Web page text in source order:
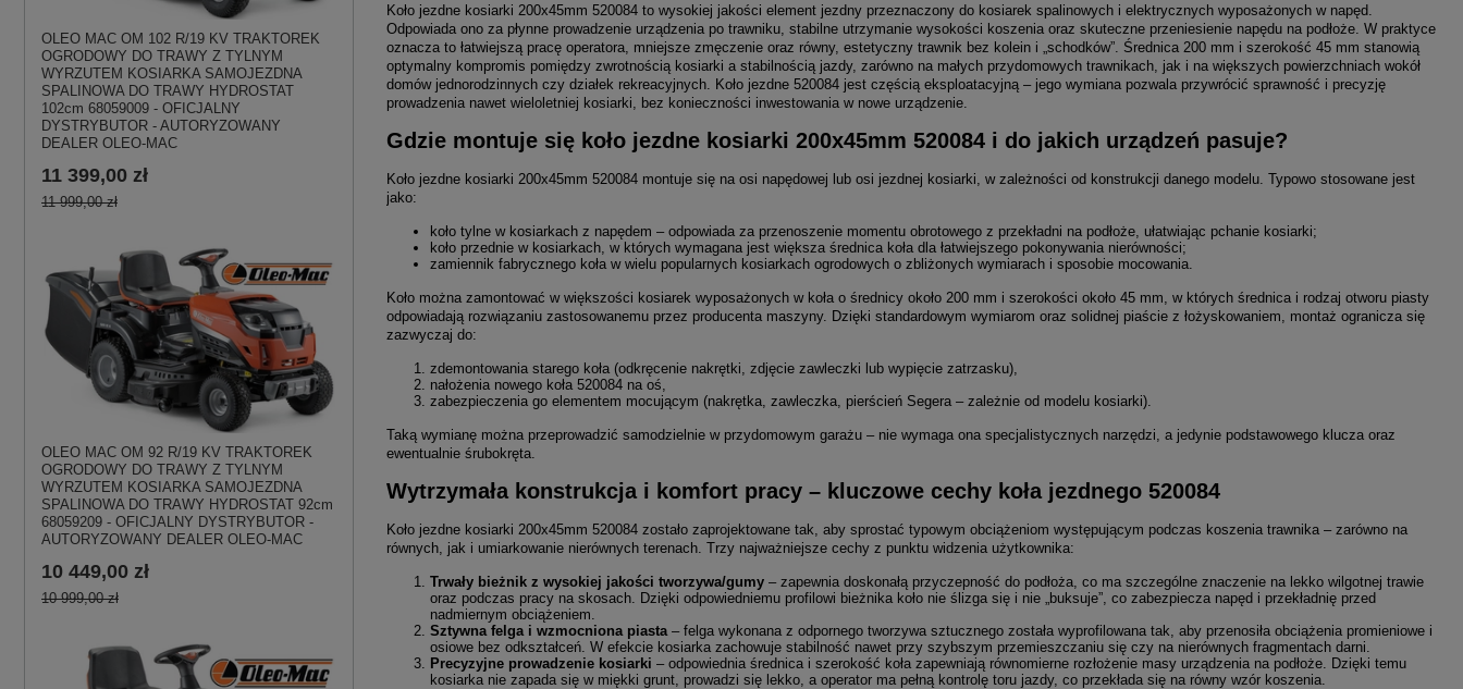
OLEO MAC OM 102 R/19 KV TRAKTOREK
OGRODOWY DO TRAWY Z TYLNYM
WYRZUTEM KOSIARKA SAMOJEZDNA
SPALINOWA DO TRAWY HYDROSTAT
102cm 68059009 - OFICJALNY
DYSTRYBUTOR - AUTORYZOWANY
DEALER OLEO-MAC
11 399,00 zł
11 999,00 zł
OLEO MAC OM 92 R/19 KV TRAKTOREK
OGRODOWY DO TRAWY Z TYLNYM
WYRZUTEM KOSIARKA SAMOJEZDNA
SPALINOWA DO TRAWY HYDROSTAT 92cm
68059209 - OFICJALNY DYSTRYBUTOR -
AUTORYZOWANY DEALER OLEO-MAC
10 449,00 zł
10 999,00 zł
Koło jezdne kosiarki 200x45mm 520084 to wysokiej jakości element jezdny przeznaczony do kosiarek spalinowych i elektrycznych wyposażonych w napęd.
Odpowiada ono za płynne prowadzenie urządzenia po trawniku, stabilne utrzymanie wysokości koszenia oraz skuteczne przeniesienie napędu na podłoże. W praktyce
oznacza to łatwiejszą pracę operatora, mniejsze zmęczenie oraz równy, estetyczny trawnik bez kolein i „schodków”. Średnica 200 mm i szerokość 45 mm stanowią
optymalny kompromis pomiędzy zwrotnością kosiarki a stabilnością jazdy, zarówno na małych przydomowych trawnikach, jak i na większych powierzchniach wokół
domów jednorodzinnych czy działek rekreacyjnych. Koło jezdne 520084 jest częścią eksploatacyjną – jego wymiana pozwala przywrócić sprawność i precyzję
prowadzenia nawet wieloletniej kosiarki, bez konieczności inwestowania w nowe urządzenie.
Gdzie montuje się koło jezdne kosiarki 200x45mm 520084 i do jakich urządzeń pasuje?
Koło jezdne kosiarki 200x45mm 520084 montuje się na osi napędowej lub osi jezdnej kosiarki, w zależności od konstrukcji danego modelu. Typowo stosowane jest
jako:
koło tylne w kosiarkach z napędem – odpowiada za przenoszenie momentu obrotowego z przekładni na podłoże, ułatwiając pchanie kosiarki;
koło przednie w kosiarkach, w których wymagana jest większa średnica koła dla łatwiejszego pokonywania nierówności;
zamiennik fabrycznego koła w wielu popularnych kosiarkach ogrodowych o zbliżonych wymiarach i sposobie mocowania.
Koło można zamontować w większości kosiarek wyposażonych w koła o średnicy około 200 mm i szerokości około 45 mm, w których średnica i rodzaj otworu piasty
odpowiadają rozwiązaniu zastosowanemu przez producenta maszyny. Dzięki standardowym wymiarom oraz solidnej piaście z łożyskowaniem, montaż ogranicza się
zazwyczaj do:
zdemontowania starego koła (odkręcenie nakrętki, zdjęcie zawleczki lub wypięcie zatrzasku),
nałożenia nowego koła 520084 na oś,
zabezpieczenia go elementem mocującym (nakrętka, zawleczka, pierścień Segera – zależnie od modelu kosiarki).
Taką wymianę można przeprowadzić samodzielnie w przydomowym garażu – nie wymaga ona specjalistycznych narzędzi, a jedynie podstawowego klucza oraz
ewentualnie śrubokręta.
Wytrzymała konstrukcja i komfort pracy – kluczowe cechy koła jezdnego 520084
Koło jezdne kosiarki 200x45mm 520084 zostało zaprojektowane tak, aby sprostać typowym obciążeniom występującym podczas koszenia trawnika – zarówno na
równych, jak i umiarkowanie nierównych terenach. Trzy najważniejsze cechy z punktu widzenia użytkownika:
Trwały bieżnik z wysokiej jakości tworzywa/gumy– zapewnia doskonałą przyczepność do podłoża, co ma szczególne znaczenie na lekko wilgotnej trawie
oraz podczas pracy na skosach. Dzięki odpowiedniemu profilowi bieżnika koło nie ślizga się i nie „buksuje”, co zabezpiecza napęd i przekładnię przed
nadmiernym obciążeniem.
Sztywna felga i wzmocniona piasta– felga wykonana z odpornego tworzywa sztucznego została wyprofilowana tak, aby przenosiła obciążenia promieniowe i
osiowe bez odkształceń. W efekcie kosiarka zachowuje stabilność nawet przy szybszym przemieszczaniu się czy na nierównych fragmentach darni.
Precyzyjne prowadzenie kosiarki – odpowiednia średnica i szerokość koła zapewniają równomierne rozłożenie masy urządzenia na podłoże. Dzięki temu
kosiarka nie zapada się w miękki grunt, prowadzi się lekko, a operator ma pełną kontrolę toru jazdy, co przekłada się na równy wzór koszenia.